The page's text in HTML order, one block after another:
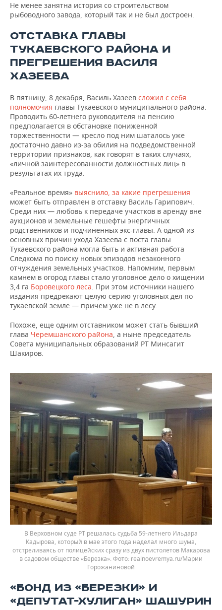
Не менее занятна история со строительством
рыбоводного завода, который так и не был достроен.
ОТСТАВКА ГЛАВЫ
ТУКАЕВСКОГО РАЙОНА И
ПРЕГРЕШЕНИЯ ВАСИЛЯ
ХАЗЕЕВА
В пятницу, 8 декабря, Василь Хазеев сложил с себя
полномочия главы Тукаевского муниципального района.
Проводить 60-летнего руководителя на пенсию
предполагается в обстановке пониженной
торжественности — кресло под ним шаталось уже
достаточно давно из-за обилия на подведомственной
территории признаков, как говорят в таких случаях,
«личной заинтересованности должностных лиц» в
результатах их труда.
«Реальное время» выяснило, за какие прегрешения
может быть отправлен в отставку Василь Гарипович.
Среди них — любовь к передаче участков в аренду вне
аукционов и земельные гешефты энергичных
родственников и подчиненных экс-главы. А одной из
основных причин ухода Хазеева с поста главы
Тукаевского района могла быть и активная работа
Следкома по поиску новых эпизодов незаконного
отчуждения земельных участков. Напомним, первым
камнем в огород главы стало уголовное дело о хищении
3,4 га Боровецкого леса. При этом источники нашего
издания предрекают целую серию уголовных дел по
тукаевской земле — причем уже не в лесу.
Похоже, еще одним отставником может стать бывший
глава Черемшанского района, а ныне председатель
Совета муниципальных образований РТ Минсагит
Шакиров.
В Верховном суде РТ решалась судьба 59-летнего Ильдара
Кадырова, который в мае этого года наделал много шума,
отстреливаясь от полицейских сразу из двух пистолетов Макарова
в садовом обществе «Березка».
realnoevremya.ru/Марии
Горожаниновой
«БОНД ИЗ «БЕРЕЗКИ» И
«ДЕПУТАТ-ХУЛИГАН» ШАШУРИН